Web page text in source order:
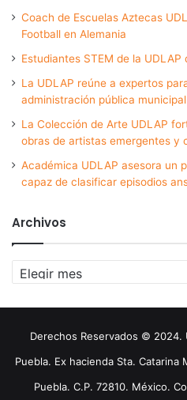
Coach de Escuelas Aztecas
Football en Alemania
Estudiantes STEM de la
La UDLAP reúne a expertos
administración pública municipal
La Colección de Arte UDLAP
obras de artistas emergentes y
Académica UDLAP asesora un
capaz de clasificar episodios
Archivos
Archivos
Derechos Reservados © 2024.
Puebla. Ex hacienda Sta. Catarina
Puebla. C.P. 72810. México.